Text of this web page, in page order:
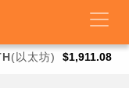
(以太坊) $1,911.08